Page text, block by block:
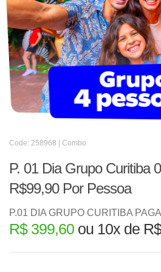
Code: 258968 | Combo
P. 01 Dia Grupo Curitiba
R$99,90 Por Pessoa
P.01 DIA GRUPO CURITIBA
R$ 399,60 ou 10x de